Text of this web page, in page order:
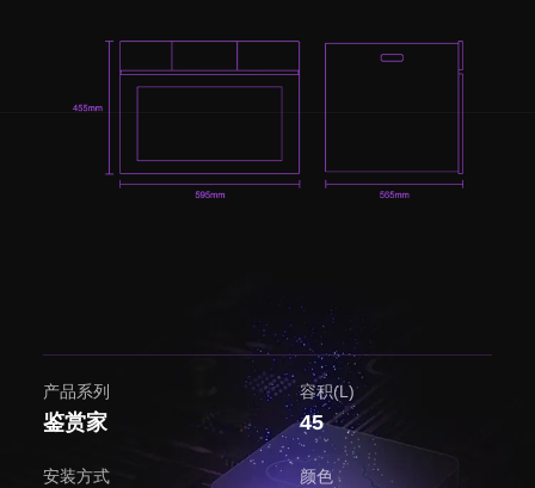
产品系列
鉴赏家
容积(L)
45
安装方式 颜色